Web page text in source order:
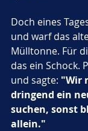
Doch eines
und warf das
Mülltonne. Für
das ein Schock.
und sagte: "Wir
dringend ein
suchen, sonst
allein."